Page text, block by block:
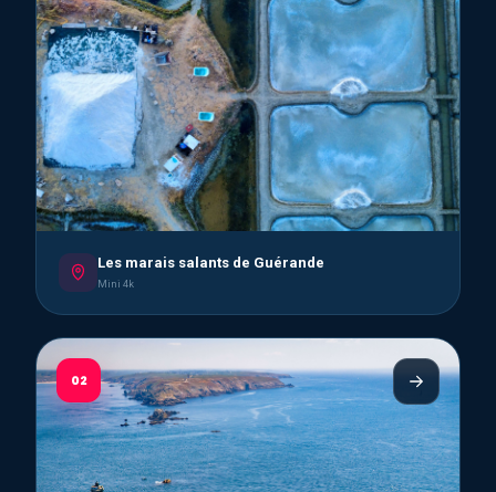
Les marais salants de Guérande
Mini 4k
02